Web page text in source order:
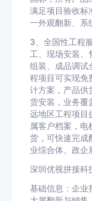
满足项目验收标
一外观翻新、系
3、全国性工程
工、现场安装、
组装、成品调试
程项目可实现免
计方案，产品供
货安装，业务覆
远地区工程项目
属客户档案，电
货，可快速完成
业综合体、政企
深圳优视拼接科
基础信息：企业